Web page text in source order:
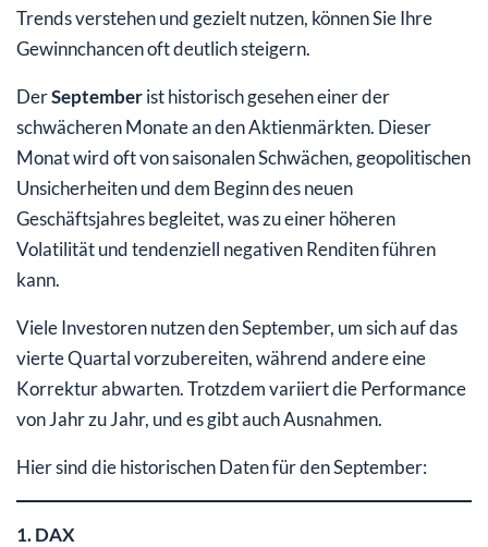
Trends verstehen und gezielt nutzen, können Sie Ihre
Gewinnchancen oft deutlich steigern.
DerSeptemberist historisch gesehen einer der
schwächeren Monate an den Aktienmärkten. Dieser
Monat wird oft von saisonalen Schwächen, geopolitischen
Unsicherheiten und dem Beginn des neuen
Geschäftsjahres begleitet, was zu einer höheren
Volatilität und tendenziell negativen Renditen führen
kann.
Viele Investoren nutzen den September, um sich auf das
vierte Quartal vorzubereiten, während andere eine
Korrektur abwarten. Trotzdem variiert die Performance
von Jahr zu Jahr, und es gibt auch Ausnahmen.
Hier sind die historischen Daten für den September:
1. DAX